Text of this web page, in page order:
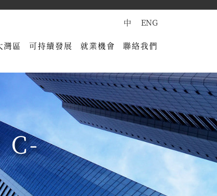
灣區 可持續發展 就業機會 聯絡我們
中 ENG